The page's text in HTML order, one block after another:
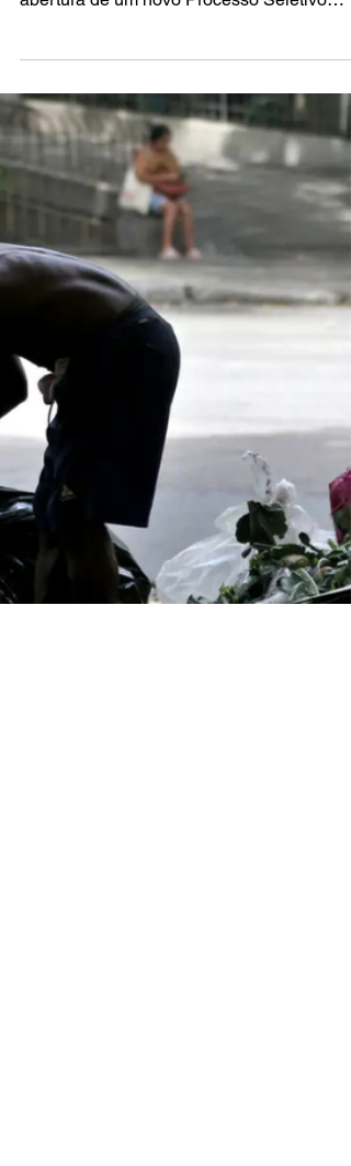
e da População em
Situação de Rua
Foto: Acervo/IBGE O Instituto Brasileiro de
Geografia e Estatística (IBGE) divulga a
abertura de um novo Processo Seletivo
Simplificado (PSS) para a contratação
temporária de profissionais que atuarão nas
operações do 12º Censo Agropecuário,
Florestal e Aquícola e no levantamento da
População em Situação de Rua. Em
Sergipe, ao todo, são oferecidas 30 vagas
em diferentes áreas, conforme previsto no
Edital nº 02/2026. Para este PSS, as
inscrições começam às 10h do dia 17 de j